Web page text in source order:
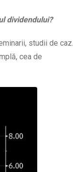
dividendului?
studii de caz.
cea de